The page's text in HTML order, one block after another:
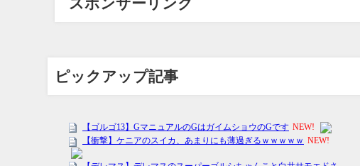
スポンサーリンク
ピックアップ記事